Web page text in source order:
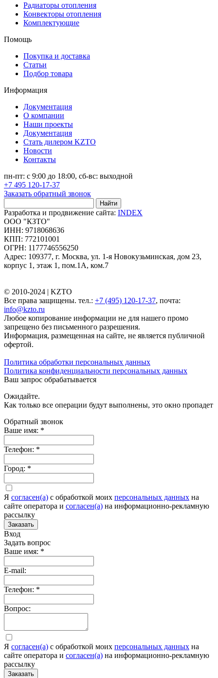
Радиаторы отопления
Конвекторы отопления
Комплектующие
Помощь
Покупка и доставка
Статьи
Подбор товара
Информация
Документация
О компании
Наши проекты
Документация
Стать дилером KZTO
Новости
Контакты
пн-пт: с 9:00 до 18:00, сб-вс: выходной
+7 495 120-17-37
Заказать обратный звонок
Найти
Разработка и продвижение сайта: INDEX
ООО "КЗТО"
ИНН: 9718068636
КПП: 772101001
ОГРН: 1177746556250
Адрес: 109377, г. Москва, ул. 1-я Новокузьминская, дом 23,
корпус 1, этаж 1, пом.1А, ком.7
© 2010-2024 | KZTO
Все права защищены. тел.: +7 (495) 120-17-37, почта:
info@kzto.ru
Любое копирование информации не для нашего промо
запрещено без письменного разрешения.
Информация, размещенная на сайте, не является публичной
офертой.
Политика обработки персональных данных
Политика конфиденциальности персональных данных
Ваш запрос обрабатывается
Ожидайте.
Как только все операции будут выполнены, это окно пропадет
Обратный звонок
Ваше имя: *
Телефон: *
Город: *
Я согласен(а) c обработкой моих персональных данных на
сайте оператора и согласен(а) на информационно-рекламную
рассылку
Заказать
Вход
Задать вопрос
Ваше имя: *
E-mail:
Телефон: *
Вопрос:
Я согласен(а) c обработкой моих персональных данных на
сайте оператора и согласен(а) на информационно-рекламную
рассылку
Заказать